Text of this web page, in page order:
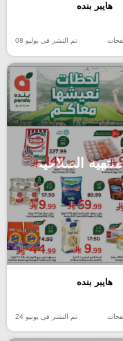
هايبر بنده
تم النشر في يوليو 08
منتهية الصلاحية
هايبر بنده
تم النشر في يونيو 24